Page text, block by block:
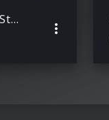
Dokumentation zu Poulenc “Stabat Mater”